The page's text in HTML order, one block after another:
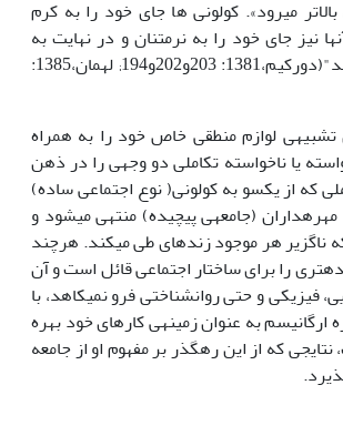
می­رود». کولونی ها جای خود را به کرم
نیز جای خود را به نرم­تنان و در نهایت به
مهره­داران می­دهند"(دورکیم،1381: 203و202و194; له­مان،1385:
لوازم منطقی خاص خود را به همراه
یا ناخواسته تکاملی دو وجهی را در ذهن
که از یکسو به کولونی( نوع اجتماعی ساده)
(جامعه­ی پیچیده) منتهی می­شود و
ناگزیر هر موجود زنده­ای طی می­کند. هرچند
را برای ساختار اجتماعی قائل است و آن
فیزیکی و حتی روانشناختی فرو نمی­کاهد، با
ارگانیسم به عنوان زمینه­ی کارهای خود بهره
نتایجی که از این رهگذر بر مفهوم او از جامعه